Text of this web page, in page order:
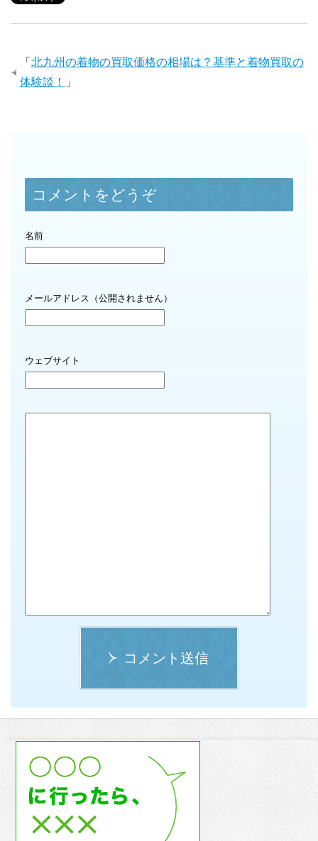
「 北九州の着物の買取価格の相場は？基準と着物買取の
体験談！
」
コメントをどうぞ
名前
メールアドレス（公開されません）
ウェブサイト
コメント送信